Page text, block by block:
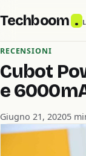
Techboom .
RECENSIONI
Cubot
e
Giugno 21, 20205